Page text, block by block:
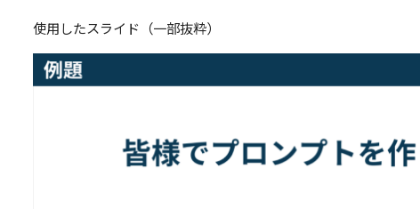
使用したスライド（一部抜粋）